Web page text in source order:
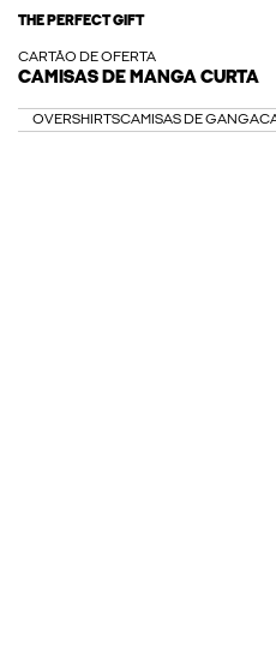
THE PERFECT GIFT
CARTÃO DE OFERTA
CAMISAS DE MANGA CURTA
OVERSHIRTSCAMISAS DE GANGA